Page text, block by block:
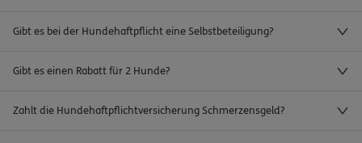
Gibt es bei der Hundehaftpflicht eine Selbstbeteiligung?
Gibt es einen Rabatt für 2 Hunde?
Zahlt die Hundehaftpflichtversicherung Schmerzensgeld?